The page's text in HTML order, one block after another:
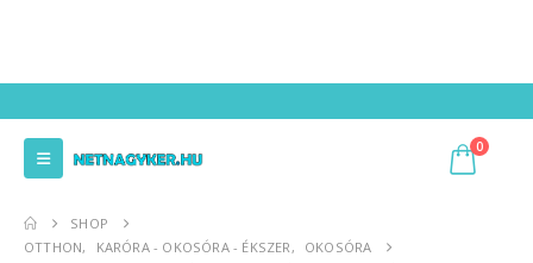
0
SHOP
OTTHON, KARÓRA - OKOSÓRA - ÉKSZER,
OKOSÓRA